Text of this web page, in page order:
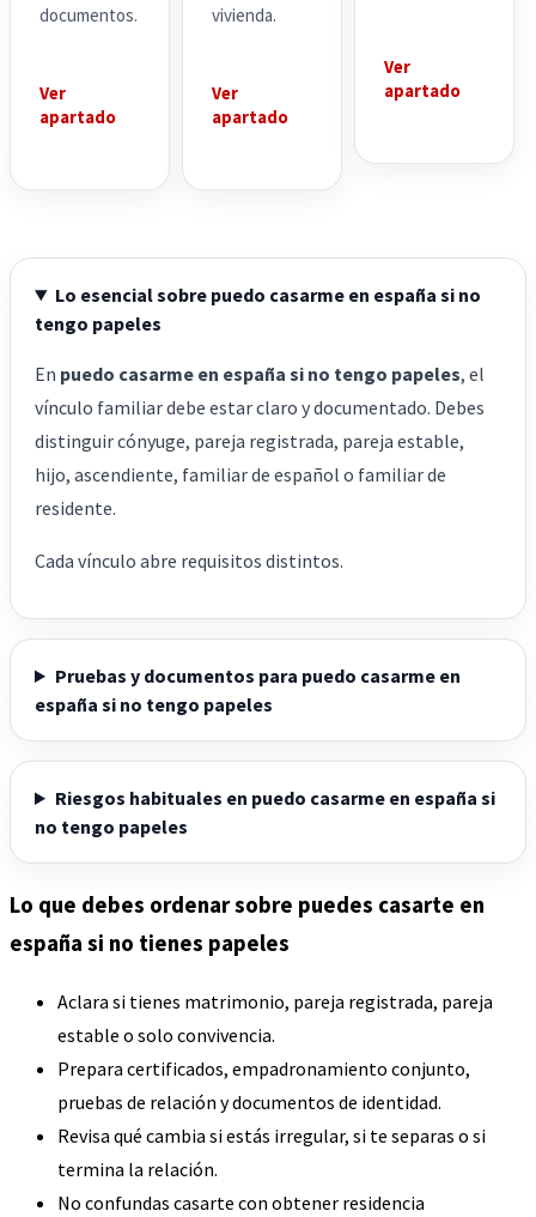
documentos.
Ver
apartado
vivienda.
Ver
apartado
Ver
apartado
Lo esencial sobre puedo casarme en españa si no
tengo papeles
En puedo casarme en españa si no tengo papeles, el
vínculo familiar debe estar claro y documentado. Debes
distinguir cónyuge, pareja registrada, pareja estable,
hijo, ascendiente, familiar de español o familiar de
residente.
Cada vínculo abre requisitos distintos.
Pruebas y documentos para puedo casarme en
españa si no tengo papeles
Riesgos habituales en puedo casarme en españa si
no tengo papeles
Lo que debes ordenar sobre puedes casarte en
españa si no tienes papeles
Aclara si tienes matrimonio, pareja registrada, pareja
estable o solo convivencia.
Prepara certificados, empadronamiento conjunto,
pruebas de relación y documentos de identidad.
Revisa qué cambia si estás irregular, si te separas o si
termina la relación.
No confundas casarte con obtener residencia